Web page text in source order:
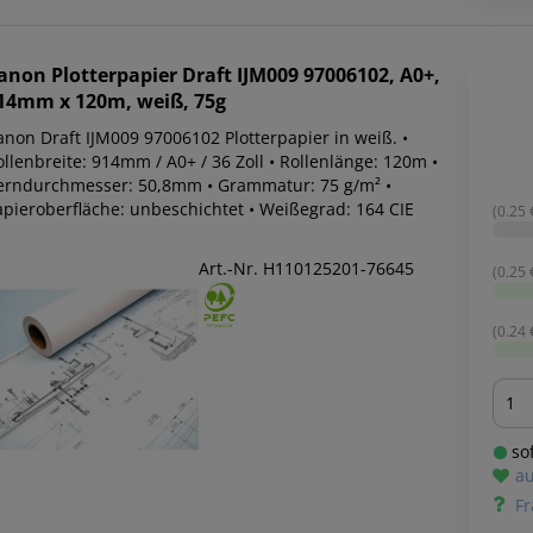
Plotterpapier Draft IJM009 97006102, A0+,
x 120m, weiß, 75g
Draft IJM009 97006102 Plotterpapier in weiß. •
914mm / A0+ / 36 Zoll • Rollenlänge: 120m •
50,8mm • Grammatur: 75 g/m² •
unbeschichtet • Weißegrad: 164 CIE
Art.-Nr. H110125201-76645
(0.25
(0.25
(0.24